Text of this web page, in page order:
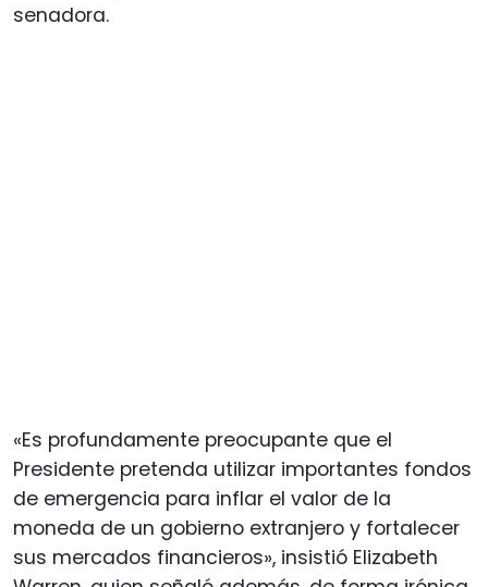
senadora.
«Es profundamente preocupante que el
Presidente pretenda utilizar importantes fondos
de emergencia para inflar el valor de la
moneda de un gobierno extranjero y fortalecer
sus mercados financieros», insistió Elizabeth